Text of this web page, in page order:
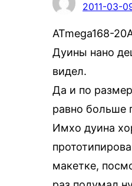
2011-03-
ATmega168-
Дуины нано
видел.
Да и по
равно больше
Имхо дуина
макетке,